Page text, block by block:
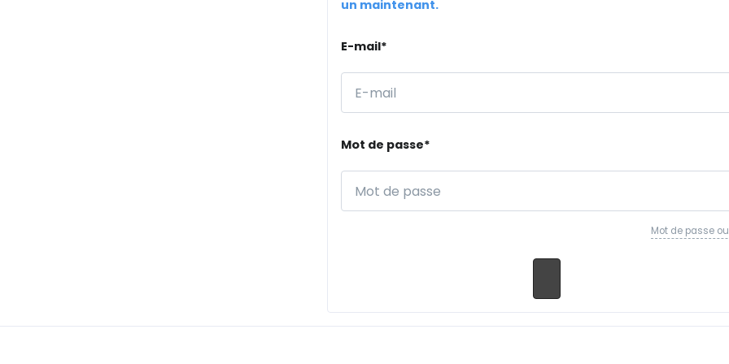
un maintenant.
E-mail*
Mot de passe*
Mot de passe